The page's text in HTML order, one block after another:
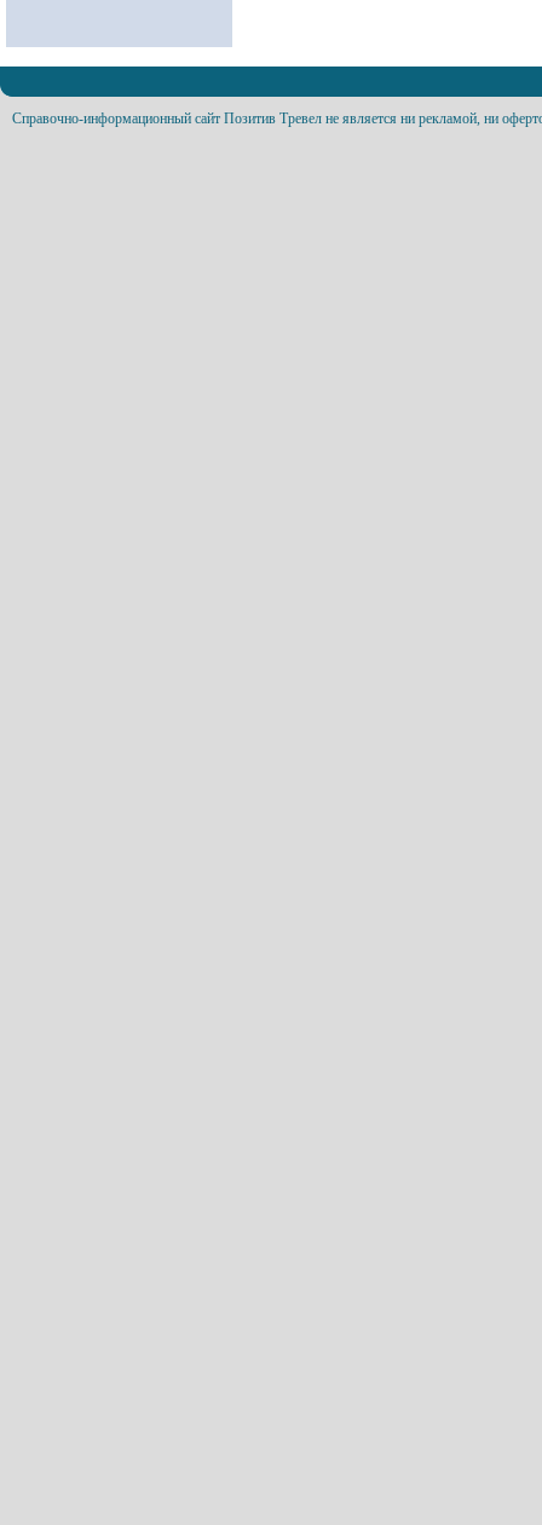
Справочно-информационный сайт Позитив Тревел не является ни рекламой, ни